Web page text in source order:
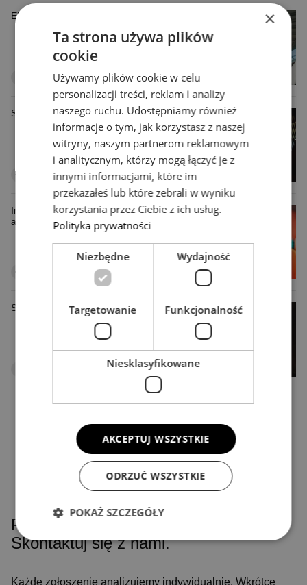
Ekoprojektowanie i GOZ
Strategie rozwoju innowacji
Innowacje cyfrowe / AI /
automatyzacja
Specjalizacje projektowe
Potrzebujesz dobrego projektu?
Skontaktuj się z nami.
Każde zgłoszenie analizujemy indywidualnie. Wkrótce
×
Ta strona używa plików
cookie
Używamy plików cookie w celu
personalizacji treści, reklam i analizy
naszego ruchu. Udostępniamy również
informacje o tym, jak korzystasz z naszej
witryny, naszym partnerom reklamowym
i analitycznym, którzy mogą łączyć je z
innymi informacjami, które im
przekazałeś lub które zebrali w wyniku
korzystania przez Ciebie z ich usług.
Polityka prywatności
Niezbędne Wydajność
Targetowanie Funkcjonalność
Niesklasyfikowane
AKCEPTUJ WSZYSTKIE
ODRZUĆ WSZYSTKIE
POKAŻ SZCZEGÓŁY